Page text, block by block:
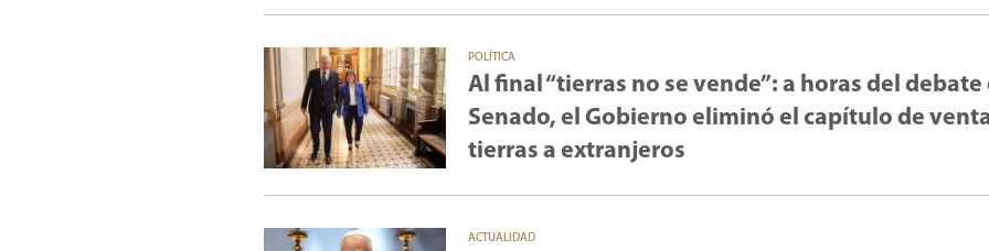
POLÍTICA
Al final “tierras no se vende”: a horas del debate
Senado, el Gobierno eliminó el capítulo de
tierras a extranjeros
ACTUALIDAD